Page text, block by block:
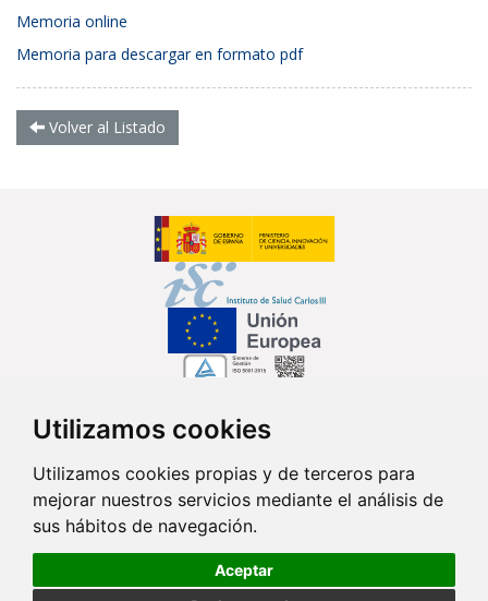
Utilizamos cookies
Utilizamos cookies propias y de terceros para
mejorar nuestros servicios mediante el análisis de
sus hábitos de navegación.
Aceptar
Memoria online
Memoria para descargar en formato pdf
Volver al Listado
Síguenos en...
Contacto
Av. Monforte de Lemos, 3-5. Pabellón 11. Planta 0 28029 Madrid
info@ciberisciii.es